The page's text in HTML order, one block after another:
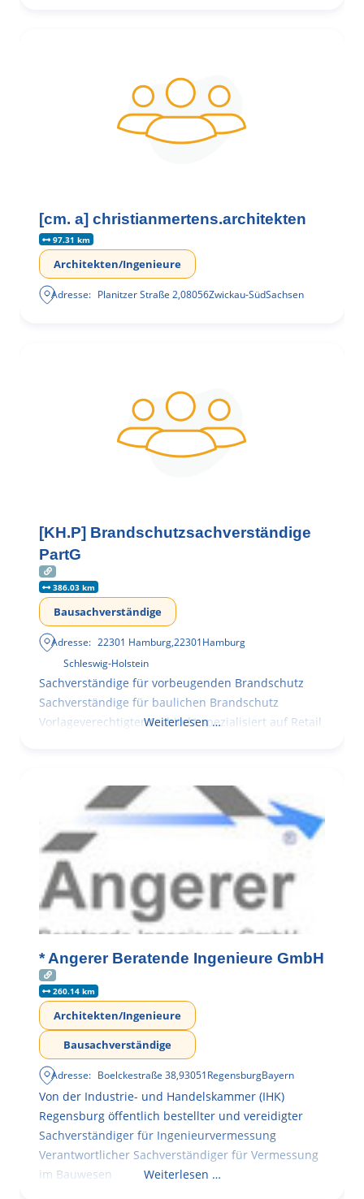
[cm. a] christianmertens.architekten
97.31 km
Architekten/Ingenieure
Adresse: Planitzer Straße 2,08056Zwickau-SüdSachsen
[KH.P] Brandschutzsachverständige
PartG
386.03 km
Bausachverständige
Adresse: 22301 Hamburg,22301Hamburg
Schleswig-Holstein
Sachverständige für vorbeugenden Brandschutz
Sachverständige für baulichen Brandschutz
Vorlageverechtigter Architekt spezialisiert auf Retail
Weiterlesen …
* Angerer Beratende Ingenieure GmbH
260.14 km
Architekten/Ingenieure
Bausachverständige
Adresse: Boelckestraße 38,93051RegensburgBayern
Von der Industrie- und Handelskammer (IHK)
Regensburg öffentlich bestellter und vereidigter
Sachverständiger für Ingenieurvermessung
Verantwortlicher Sachverständiger für Vermessung
im Bauwesen
Weiterlesen …